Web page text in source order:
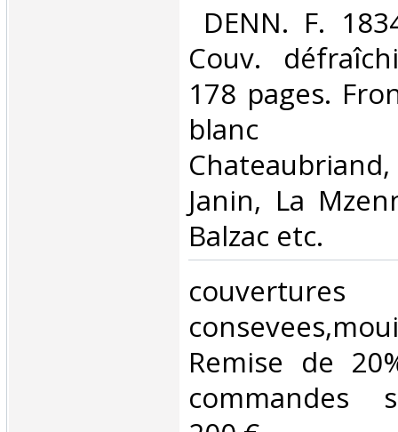
DENN. F.
Couv.
178 pages.
blanc
Janin, La
Balzac etc.‎
Remise de
commandes